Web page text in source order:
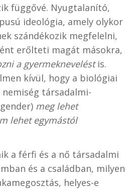
függővé. Nyugtalanító,
ideológia, amely olykor
szándékozik megfelelni,
erőlteti magát másokra,
a gyermekneveléstis.
kívül, hogy a biológiai
nemiség társadalmi-
meg lehet
lehet egymástól
a férfi és a nő társadalmi
és a családban, milyen
helyes-e